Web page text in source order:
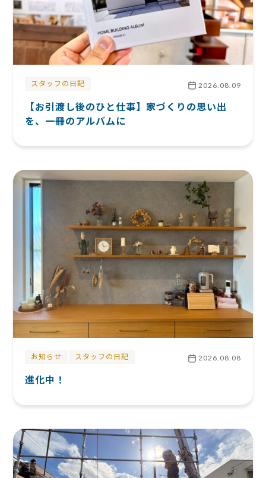
スタッフの日記 2026.08.09
【お引渡し後のひと仕事】家づくりの思い出
を、一冊のアルバムに
お知らせ スタッフの日記 2026.08.08
進化中！